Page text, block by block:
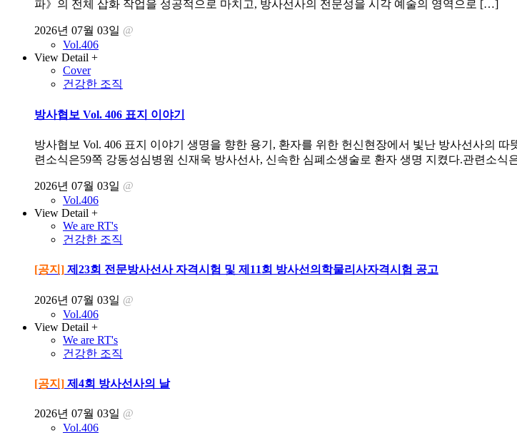
파》의 전체 삽화 작업을 성공적으로 마치고, 방사선사의 전문성을 시각 예술의 영역으로 […]
2026년 07월 03일 @
Vol.406
View Detail +
Cover
건강한 조직
방사협보 Vol. 406 표지 이야기
방사협보 Vol. 406 표지 이야기 생명을 향한 용기, 환자를 위한 헌신현장에서 빛난 방사선사의
련소식은59쪽 강동성심병원 신재욱 방사선사, 신속한 심폐소생술로 환자 생명 지켰다.관련소식
2026년 07월 03일 @
Vol.406
View Detail +
We are RT's
건강한 조직
[공지] 제23회 전문방사선사 자격시험 및 제11회 방사선의학물리사자격시험 공고
2026년 07월 03일 @
Vol.406
View Detail +
We are RT's
건강한 조직
[공지] 제4회 방사선사의 날
2026년 07월 03일 @
Vol.406